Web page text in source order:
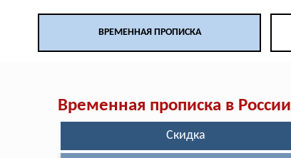
ВРЕМЕННАЯ ПРОПИСКА
Временная прописка в России
Скидка